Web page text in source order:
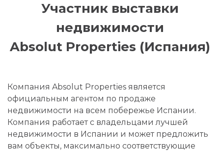
Участник выставки
недвижимости
Absolut Properties (Испания)
Компания Absolut Properties является
официальным агентом по продаже
недвижимости на всем побережье Испании.
Компания работает с владельцами лучшей
недвижимости в Испании и может предложить
вам объекты, максимально соответствующие